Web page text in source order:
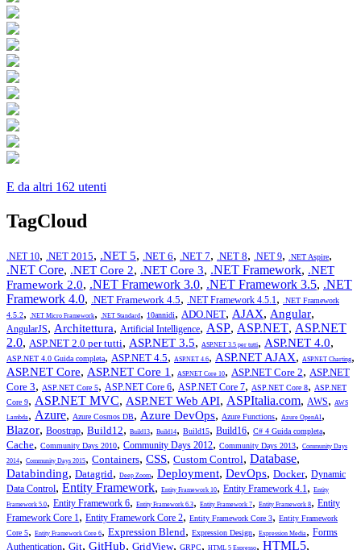
E da altri 162 utenti
TagCloud
.NET 10, .NET 2015, .NET 5, .NET 6, .NET 7, .NET 8, .NET 9, .NET Aspire,
.NET Core, .NET Core 2, .NET Core 3, .NET Framework, .NET
Framework 2.0, .NET Framework 3.0, .NET Framework 3.5, .NET
Framework 4.0, .NET Framework 4.5, .NET Framework 4.5.1 ,
.NET Framework
4.5.2, .NET Micro Framework, .NET Standard , 10annidi, ADO.NET, AJAX, Angular,
AngularJS, Architettura, Artificial Intelligence, ASP, ASP.NET, ASP.NET
2.0, ASP.NET 2.0 per tutti, ASP.NET 3.5, ASP.NET 3.5 per tutti, ASP.NET 4.0,
ASP.NET 4.0 Guida completa, ASP.NET 4.5, ASP.NET 4.6, ASP.NET AJAX, ASP.NET Charting,
ASP.NET Core, ASP.NET Core 1 , ASP.NET Core 10, ASP.NET Core 2, ASP.NET
Core 3, ASP.NET Core 5, ASP.NET Core 6, ASP.NET Core 7, ASP.NET Core 8, ASP.NET
Core 9, ASP.NET MVC, ASP.NET Web API, ASPItalia.com, AWS,
AWS
Lambda , Azure, Azure Cosmos DB, Azure DevOps, Azure Functions, Azure OpenAI,
Blazor, Boostrap, Build12, Build13, Build14, Build15, Build16, C# 4 Guida completa,
Cache, Community Days 2010, Community Days 2012, Community Days 2013, Community Days
2014, Community Days 2015, Containers, CSS, Custom Control, Database,
Databinding, Datagrid, Deep Zoom, Deployment, DevOps, Docker, Dynamic
Data Control, Entity Framework, Entity Framework 10, Entity Framework 4.1 , Entity
Framework 5.0, Entity Framework 6, Entity Framework 6.3, Entity Framework 7, Entity Framework 8, Entity
Framework Core 1 , Entity Framework Core 2, Entity Framework Core 3, Entity Framework
Core 5, Entity Framework Core 6, Expression Blend, Expression Design, Expression Media , Forms
Authentication, Git, GitHub, GridView, GRPC, HTML 5 Espresso, HTML5,